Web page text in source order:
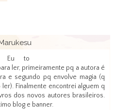
Eu to
ler, primeiramente pq a autora é
e segundo pq envolve magia (q
ler). Finalmente encontrei alguem q
dos novos autores brasileiros.
blog e banner.